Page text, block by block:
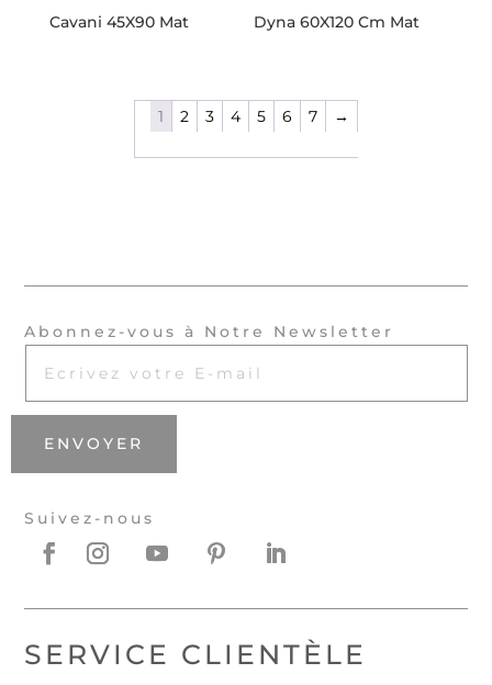
Cavani 45X90 Mat Dyna 60X120 Cm Mat
1 2 3 4 5 6 7 →
Abonnez-vous à Notre Newsletter
ENVOYER
Suivez-nous
SERVICE CLIENTÈLE